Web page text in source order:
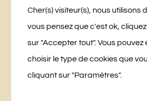
LA BRIDANIÈRE
10 Chemin des Planches
Cher(s) visiteur(s), nous utilisons
vous pensez que c'est ok,
sur "Accepter tout". Vous
choisir le type de cookies que
cliquant sur "Paramètres".